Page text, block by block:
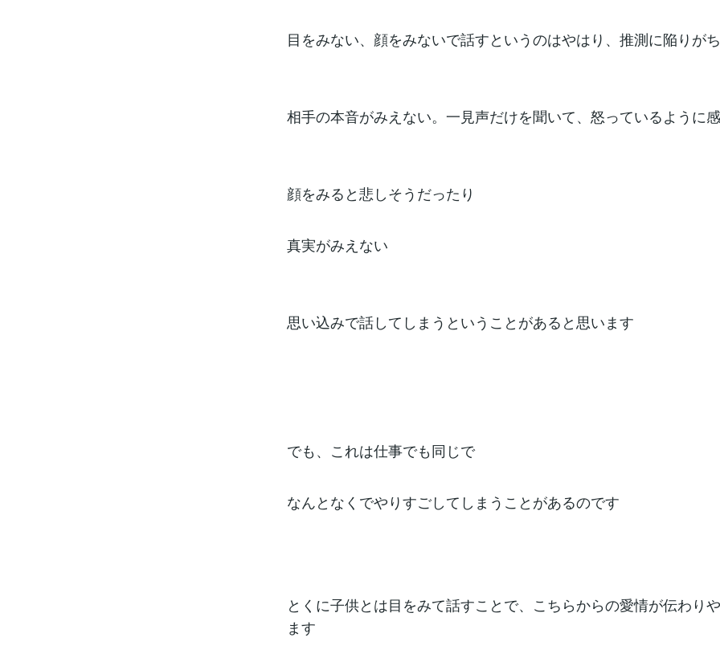
目をみない、顔をみないで話すというのはやはり、推測に陥りが
相手の本音がみえない。一見声だけを聞いて、怒っているように
顔をみると悲しそうだったり
真実がみえない
思い込みで話してしまうということがあると思います
でも、これは仕事でも同じで
なんとなくでやりすごしてしまうことがあるのです
とくに子供とは目をみて話すことで、こちらからの愛情が伝わり
ます